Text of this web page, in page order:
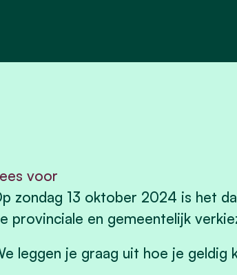
voor
zondag 13 oktober 2024 is het
provinciale en gemeentelijk
leggen je graag uit hoe je geldig